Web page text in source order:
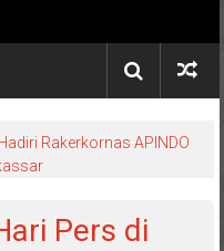
Rakerkornas APINDO
Pers di